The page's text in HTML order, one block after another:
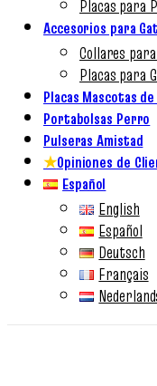
Placas para
Accesorios para
Collares
Placas para
Placas Mascotas
Portabolsas Perro
Pulseras Amistad
★Opiniones de
Español
English
Español
Deutsch
Français